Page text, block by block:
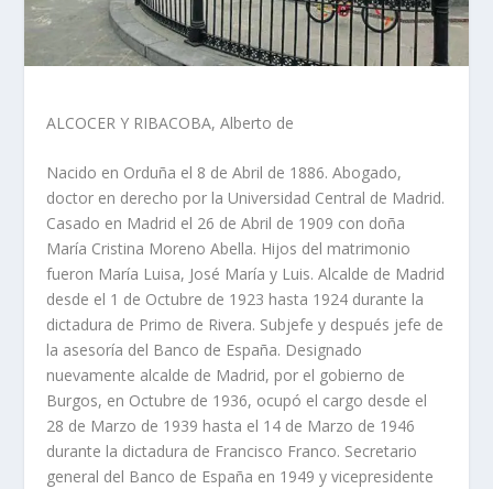
ALCOCER Y RIBACOBA, Alberto de
Nacido en Orduña el 8 de Abril de 1886. Abogado,
doctor en dere­cho por la Universidad Central de Madrid.
Casado en Madrid el 26 de Abril de 1909 con doña
María Cris­tina Moreno Abella. Hijos del matri­monio
fueron María Luisa, José Ma­ría y Luis. Alcalde de Madrid
desde el 1 de Octubre de 1923 hasta 1924 durante la
dictadura de Primo de Rivera. Subjefe y después jefe de
la asesoría del Banco de España. Desig­nado
nuevamente alcalde de Madrid, por el gobierno de
Burgos, en Octu­bre de 1936, ocupó el cargo desde el
28 de Marzo de 1939 hasta el 14 de Marzo de 1946
durante la dictadura de Francisco Franco. Secretario
general del Banco de España en 1949 y vicepresidente